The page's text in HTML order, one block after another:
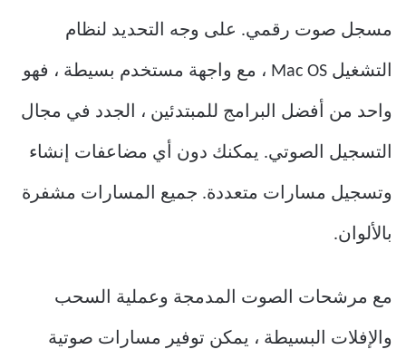
مسجل صوت رقمي. على وجه التحديد لنظام
التشغيل Mac OS ، مع واجهة مستخدم بسيطة ، فهو
واحد من أفضل البرامج للمبتدئين ، الجدد في مجال
التسجيل الصوتي. يمكنك دون أي مضاعفات إنشاء
وتسجيل مسارات متعددة. جميع المسارات مشفرة
بالألوان.
مع مرشحات الصوت المدمجة وعملية السحب
والإفلات البسيطة ، يمكن توفير مسارات صوتية